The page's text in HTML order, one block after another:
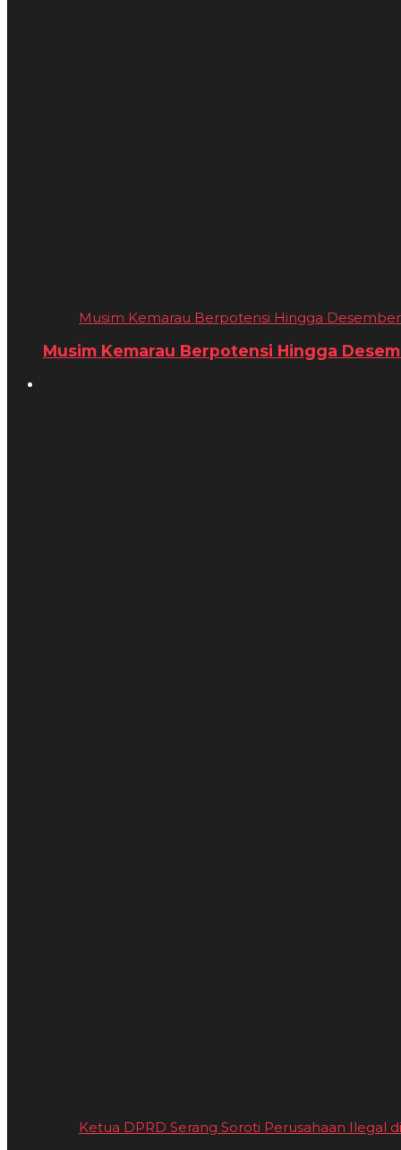
Musim Kemarau Berpotensi Hingga Desember
Musim Kemarau Berpotensi Hingga
Ketua DPRD Serang Soroti Perusahaan Ilegal